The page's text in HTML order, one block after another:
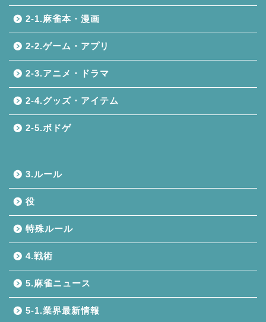
2-1.麻雀本・漫画
2-2.ゲーム・アプリ
2-3.アニメ・ドラマ
2-4.グッズ・アイテム
2-5.ボドゲ
3.ルール
役
特殊ルール
4.戦術
5.麻雀ニュース
5-1.業界最新情報